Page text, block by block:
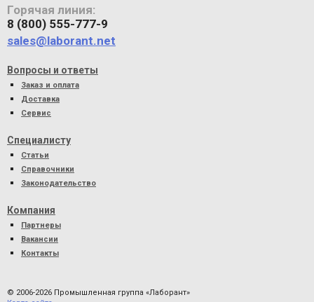
Горячая линия:
8 (800) 555-777-9
sales@laborant.net
Вопросы и ответы
Заказ и оплата
Доставка
Сервис
Специалисту
Статьи
Справочники
Законодательство
Компания
Партнеры
Вакансии
Контакты
© 2006-2026 Промышленная группа «Лаборант»